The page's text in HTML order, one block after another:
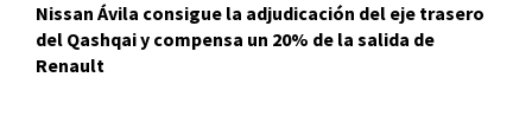
Nissan Ávila consigue la adjudicación del eje trasero
del Qashqai y compensa un 20% de la salida de
Renault